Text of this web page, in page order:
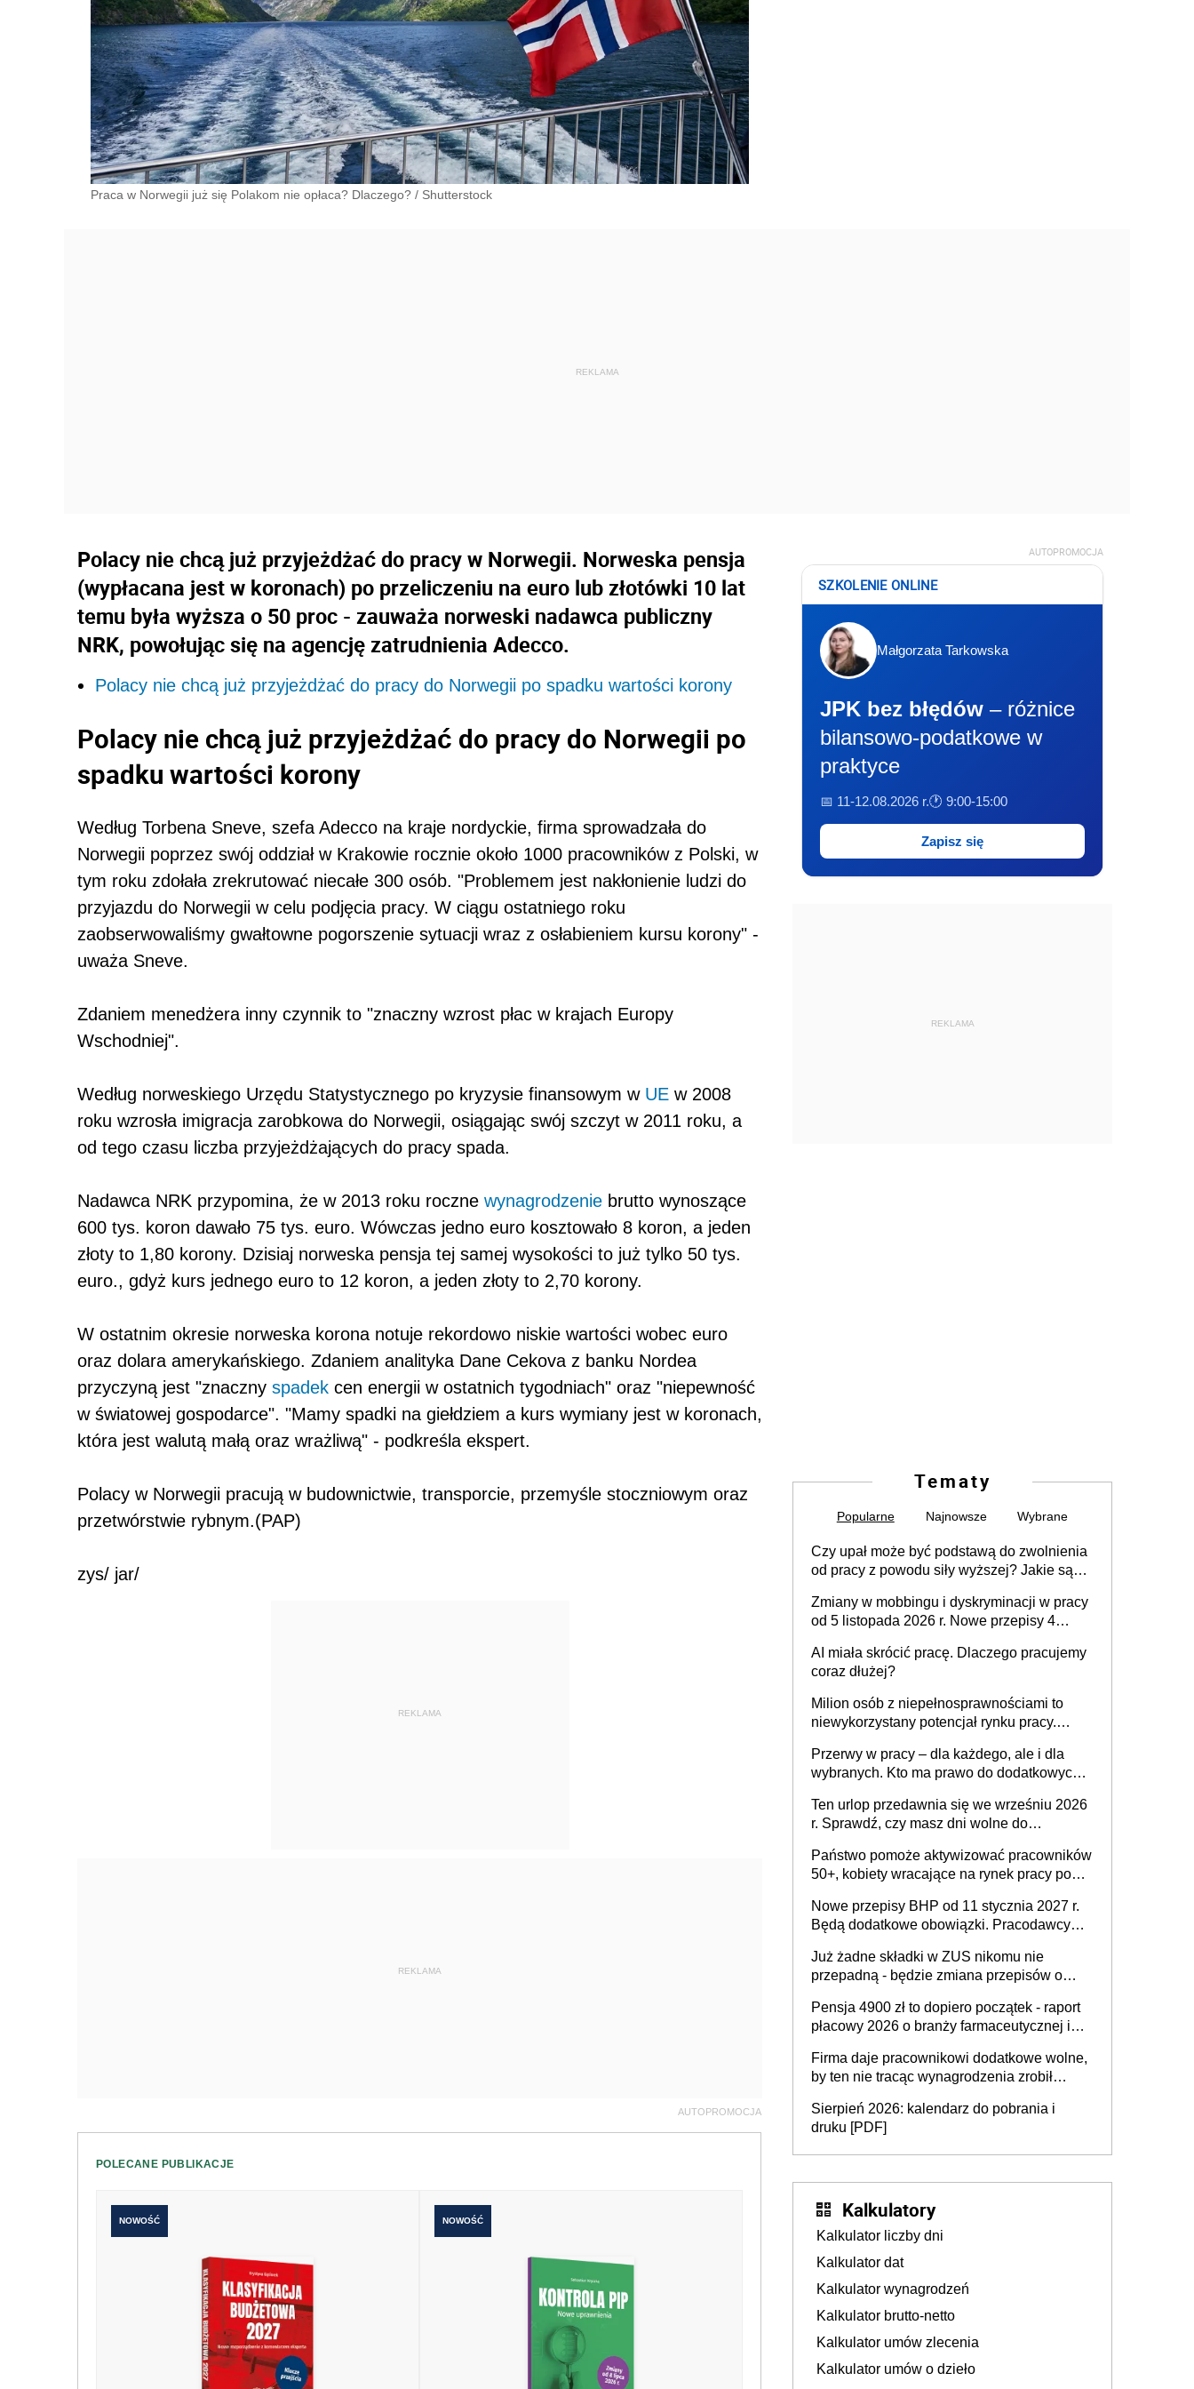
Praca w Norwegii już się Polakom nie opłaca? Dlaczego? / Shutterstock
Polacy nie chcą już przyjeżdżać do pracy w Norwegii. Norweska pensja
(wypłacana jest w koronach) po przeliczeniu na euro lub złotówki 10 lat
temu była wyższa o 50 proc - zauważa norweski nadawca publiczny
NRK, powołując się na agencję zatrudnienia Adecco.
Polacy nie chcą już przyjeżdżać do pracy do Norwegii po spadku wartości korony
Polacy nie chcą już przyjeżdżać do pracy do Norwegii po
spadku wartości korony
Według Torbena Sneve, szefa Adecco na kraje nordyckie, firma sprowadzała do
Norwegii poprzez swój oddział w Krakowie rocznie około 1000 pracowników z Polski, w
tym roku zdołała zrekrutować niecałe 300 osób. "Problemem jest nakłonienie ludzi do
przyjazdu do Norwegii w celu podjęcia pracy. W ciągu ostatniego roku
zaobserwowaliśmy gwałtowne pogorszenie sytuacji wraz z osłabieniem kursu korony" -
uważa Sneve.
Zdaniem menedżera inny czynnik to "znaczny wzrost płac w krajach Europy
Wschodniej".
Według norweskiego Urzędu Statystycznego po kryzysie finansowym w UE w 2008
roku wzrosła imigracja zarobkowa do Norwegii, osiągając swój szczyt w 2011 roku, a
od tego czasu liczba przyjeżdżających do pracy spada.
Nadawca NRK przypomina, że w 2013 roku roczne wynagrodzenie brutto wynoszące
600 tys. koron dawało 75 tys. euro. Wówczas jedno euro kosztowało 8 koron, a jeden
złoty to 1,80 korony. Dzisiaj norweska pensja tej samej wysokości to już tylko 50 tys.
euro., gdyż kurs jednego euro to 12 koron, a jeden złoty to 2,70 korony.
W ostatnim okresie norweska korona notuje rekordowo niskie wartości wobec euro
oraz dolara amerykańskiego. Zdaniem analityka Dane Cekova z banku Nordea
przyczyną jest "znaczny spadek cen energii w ostatnich tygodniach" oraz "niepewność
w światowej gospodarce". "Mamy spadki na giełdziem a kurs wymiany jest w koronach,
która jest walutą małą oraz wrażliwą" - podkreśla ekspert.
Polacy w Norwegii pracują w budownictwie, transporcie, przemyśle stoczniowym oraz
przetwórstwie rybnym.(PAP)
zys/ jar/
REKLAMA
REKLAMA
AUTOPROMOCJA
POLECANE PUBLIKACJE
NOWOŚĆ NOWOŚĆ
AUTOPROMOCJA
SZKOLENIE ONLINE
Małgorzata Tarkowska
JPK bez błędów – różnice
bilansowo-podatkowe w
praktyce
📅 11-12.08.2026 r.🕐 9:00-15:00
Zapisz się
REKLAMA
Tematy
Popularne Najnowsze Wybrane
Czy upał może być podstawą do zwolnienia
od pracy z powodu siły wyższej? Jakie są
Zmiany w mobbingu i dyskryminacji w pracy
od 5 listopada 2026 r. Nowe przepisy 4
Ustaw
AI miała skrócić pracę. Dlaczego pracujemy
coraz dłużej?
Milion osób z niepełnosprawnościami to
niewykorzystany potencjał rynku pracy.
dofinansowań czy refundacji, ale bariery po
stronie systemu i świadomości
pracodawców [WYWIAD]
Przerwy w pracy – dla każdego, ale i dla
wybranych. Kto ma prawo do dodatkowych
Ten urlop przedawnia się we wrześniu 2026
r. Sprawdź, czy masz dni wolne do
Państwo pomoże aktywizować pracowników
50+, kobiety wracające na rynek pracy po
osoby neuroatypowe. Powstanie Fundusz
na rzecz Inkluzywności w Zatrudnianiu?
Nowe przepisy BHP od 11 stycznia 2027 r.
Będą dodatkowe obowiązki. Pracodawcy
Już żadne składki w ZUS nikomu nie
przepadną - będzie zmiana przepisów o
ubezpieczeniom społecznym
Pensja 4900 zł to dopiero początek - raport
płacowy 2026 o branży farmaceutycznej i
Firma daje pracownikowi dodatkowe wolne,
by ten nie tracąc wynagrodzenia zrobił
sprawdza
Sierpień 2026: kalendarz do pobrania i
druku [PDF]
Kalkulatory
Kalkulator liczby dni
Kalkulator dat
Kalkulator wynagrodzeń
Kalkulator brutto-netto
Kalkulator umów zlecenia
Kalkulator umów o dzieło